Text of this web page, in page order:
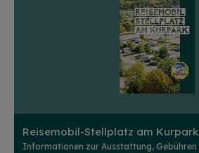
Reisemobil-Stellplatz am Kurpark
Informationen zur Ausstattung,